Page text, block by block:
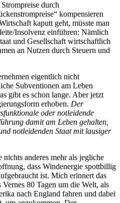
durch
kompensieren
kaputt geht, müsste man
Insolvenz einführen: Nämlich
und Gesellschaft wirtschaftlich
an Nutzen durch Steuern und
eigentlich nicht
Subventionen am Leben
gibt es schon lange. Aber jetzt
erhoben. Der
oder notleidende
damit am Leben gehalten,
notleidenden Staat mit lausiger
anderes mehr als jegliche
dass Windenergie spottbillig
ist. Mich erinnert das
80 Tagen um die Welt, als
nach England fahren und dabei